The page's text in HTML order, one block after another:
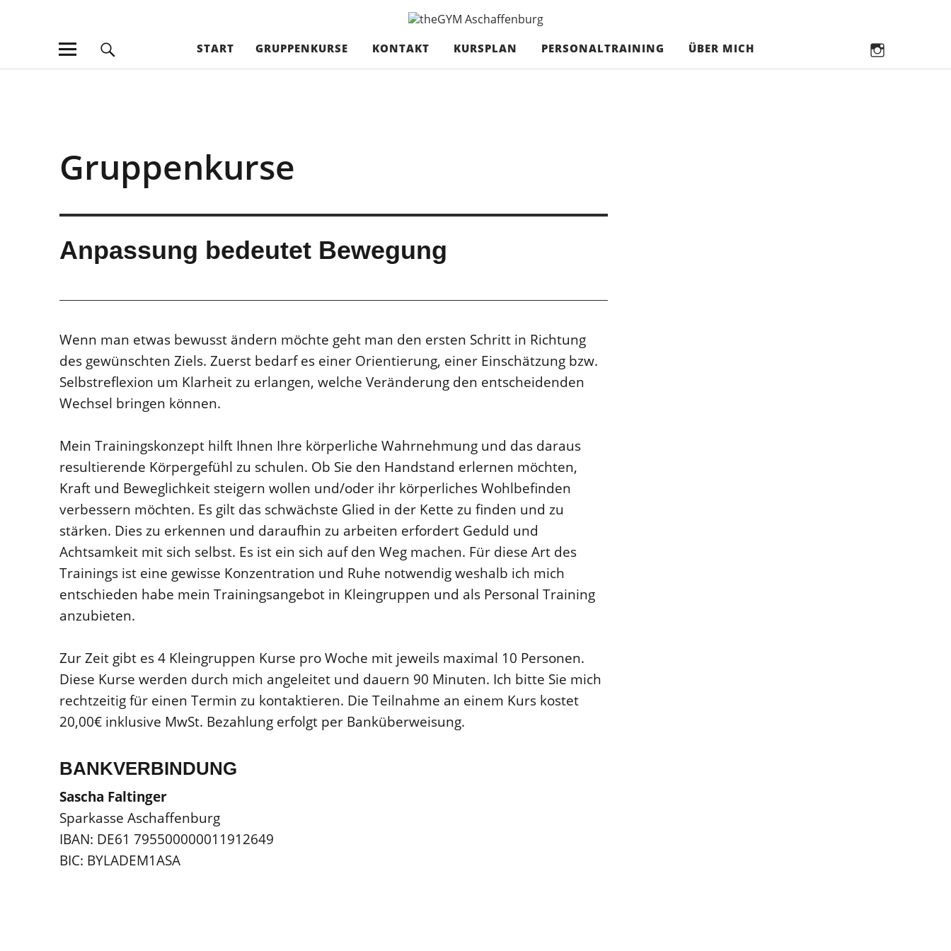
theGYM Aschaffenburg
START GRUPPENKURSE KONTAKT KURSPLAN PERSONALTRAINING ÜBER MICH
Gruppenkurse
Anpassung bedeutet Bewegung
Wenn man etwas bewusst ändern möchte geht man den ersten Schritt in Richtung
des gewünschten Ziels. Zuerst bedarf es einer Orientierung, einer Einschätzung bzw.
Selbstreflexion um Klarheit zu erlangen, welche Veränderung den entscheidenden
Wechsel bringen können.
Mein Trainingskonzept hilft Ihnen Ihre körperliche Wahrnehmung und das daraus
resultierende Körpergefühl zu schulen. Ob Sie den Handstand erlernen möchten,
Kraft und Beweglichkeit steigern wollen und/oder ihr körperliches Wohlbefinden
verbessern möchten. Es gilt das schwächste Glied in der Kette zu finden und zu
stärken. Dies zu erkennen und daraufhin zu arbeiten erfordert Geduld und
Achtsamkeit mit sich selbst. Es ist ein sich auf den Weg machen. Für diese Art des
Trainings ist eine gewisse Konzentration und Ruhe notwendig weshalb ich mich
entschieden habe mein Trainingsangebot in Kleingruppen und als Personal Training
anzubieten.
Zur Zeit gibt es 4 Kleingruppen Kurse pro Woche mit jeweils maximal 10 Personen.
Diese Kurse werden durch mich angeleitet und dauern 90 Minuten. Ich bitte Sie mich
rechtzeitig für einen Termin zu kontaktieren. Die Teilnahme an einem Kurs kostet
20,00€ inklusive MwSt. Bezahlung erfolgt per Banküberweisung.
BANKVERBINDUNG
Sascha Faltinger
Sparkasse Aschaffenburg
IBAN: DE61 795500000011912649
BIC: BYLADEM1ASA